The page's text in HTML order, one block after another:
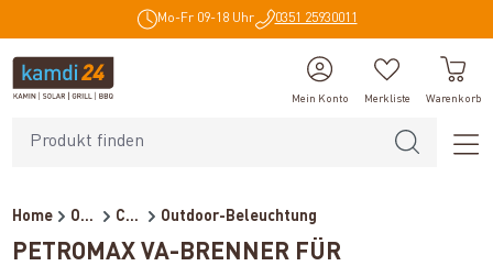
Mo-Fr 09-18 Uhr 0351 25930011
Mein Konto Merkliste Warenkorb
Home Outdoor Campingzubehör Outdoor-Beleuchtung
PETROMAX VA-BRENNER FÜR